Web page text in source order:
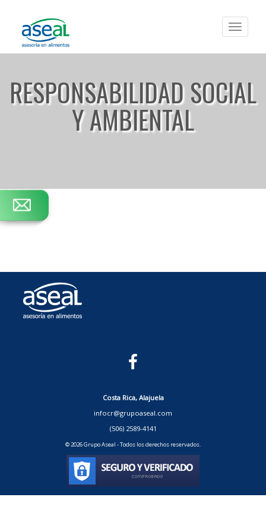
Toggle
RESPONSABILIDAD SOCIAL
Y AMBIENTAL
Costa Rica, Alajuela
infocr@grupoaseal.com
(506) 2589-4141
© 2026 Grupo Aseal - Todos los derechos reservados.